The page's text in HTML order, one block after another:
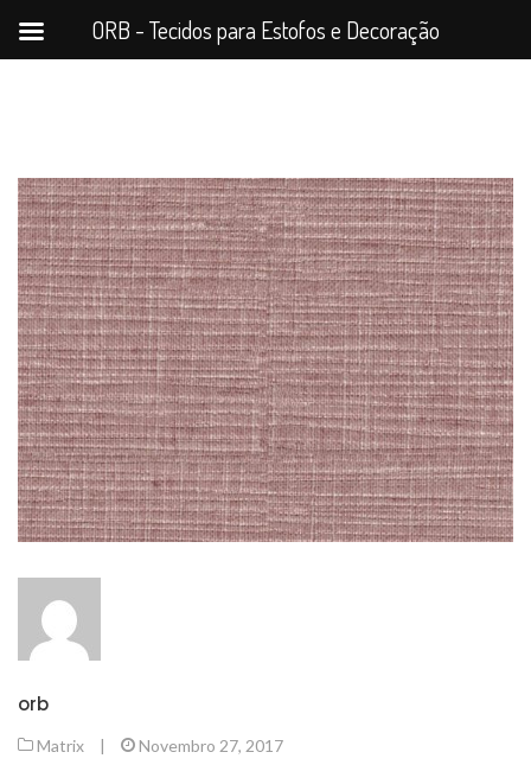
orb
Matrix | Novembro 27, 2017
ORB - Tecidos para Estofos e Decoração